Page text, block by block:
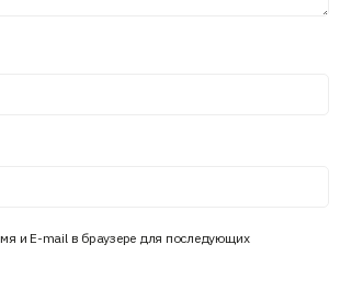
и E-mail в браузере для последующих